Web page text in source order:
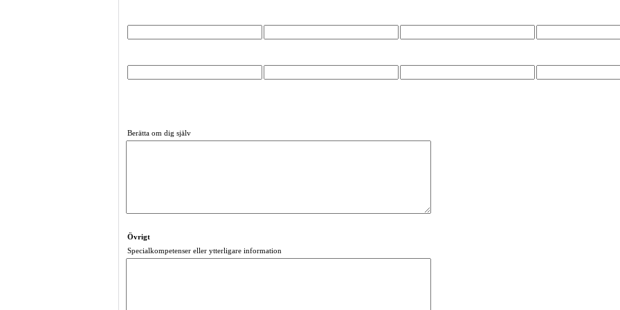
Berätta om dig själv
Övrigt
Specialkompetenser eller ytterligare information